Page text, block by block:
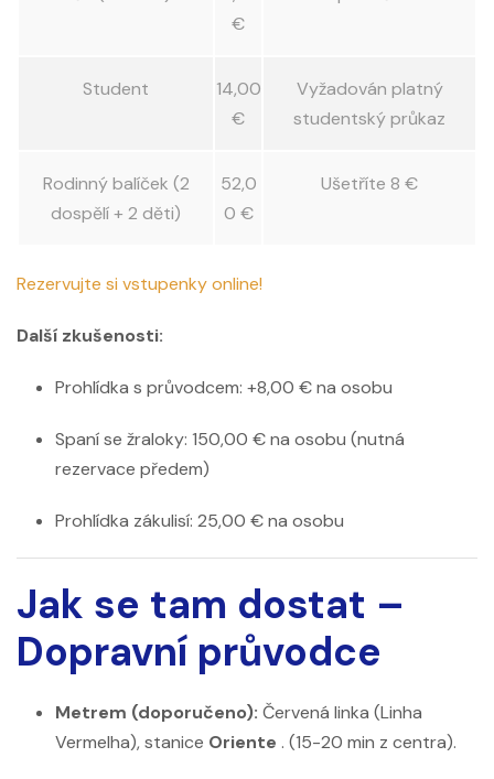
€
Student
14,00
€
Vyžadován platný
studentský průkaz
Rodinný balíček (2
dospělí + 2 děti)
52,0
0 €
Ušetříte 8 €
Rezervujte si vstupenky online!
Další zkušenosti:
Prohlídka s průvodcem: +8,00 € na osobu
Spaní se žraloky: 150,00 € na osobu (nutná
rezervace předem)
Prohlídka zákulisí: 25,00 € na osobu
Jak se tam dostat –
Dopravní průvodce
Metrem (doporučeno): Červená linka (Linha
Vermelha), stanice Oriente . (15-20 min z centra).